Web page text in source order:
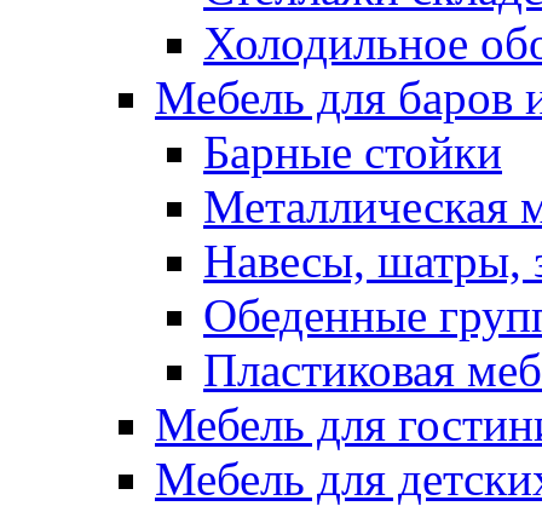
Холодильное
Мебель для баров
Барные стойки
Металлическая
Навесы, шатры,
Обеденные
Пластиковая
Мебель для
Мебель для